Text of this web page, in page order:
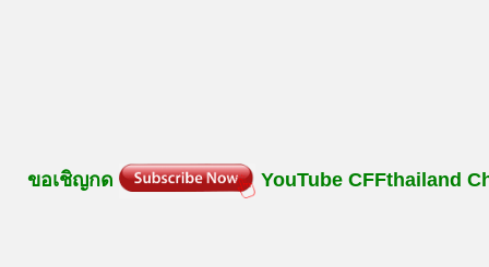
ขอเชิญกด YouTube CFFthailand